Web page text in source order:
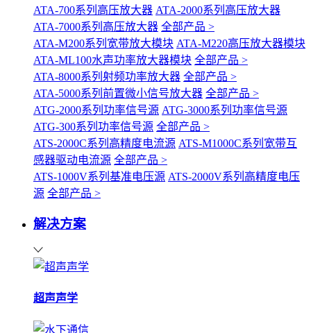
ATA-700系列高压放大器 ATA-2000系列高压放大器
ATA-7000系列高压放大器 全部产品 >
ATA-M200系列宽带放大模块 ATA-M220高压放大器模块
ATA-ML100水声功率放大器模块 全部产品 >
ATA-8000系列射频功率放大器 全部产品 >
ATA-5000系列前置微小信号放大器 全部产品 >
ATG-2000系列功率信号源 ATG-3000系列功率信号源
ATG-300系列功率信号源 全部产品 >
ATS-2000C系列高精度电流源 ATS-M1000C系列宽带互
感器驱动电流源 全部产品 >
ATS-1000V系列基准电压源 ATS-2000V系列高精度电压
源 全部产品 >
解决方案
超声声学